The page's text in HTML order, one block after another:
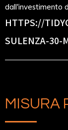
dall'investimento
HTTPS://
SULENZA-30-
MISURA